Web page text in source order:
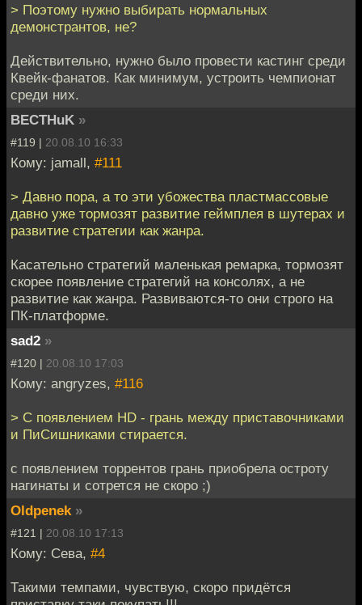
> Поэтому нужно выбирать нормальных
демонстрантов, не?
Действительно, нужно было провести кастинг среди
Квейк-фанатов. Как минимум, устроить чемпионат
среди них.
BECTHuK »
#119 | 20.08.10 16:33
Кому: jamall, #111
> Давно пора, а то эти убожества пластмассовые
давно уже тормозят развитие геймплея в шутерах и
развитие стратегии как жанра.
Касательно стратегий маленькая ремарка, тормозят
скорее появление стратегий на консолях, а не
развитие как жанра. Развиваются-то они строго на
ПК-платформе.
sad2 »
#120 | 20.08.10 17:03
Кому: angryzes, #116
> С появлением HD - грань между приставочниками
и ПиСишниками стирается.
с появлением торрентов грань приобрела остроту
нагинаты и сотрется не скоро ;)
Oldpenek »
#121 | 20.08.10 17:13
Кому: Сева, #4
Такими темпами, чувствую, скоро придётся